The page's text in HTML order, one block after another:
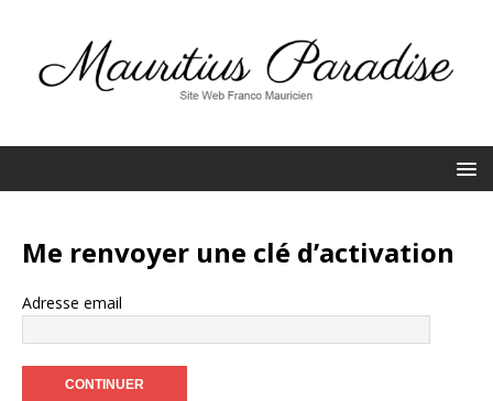
Me renvoyer une clé d’activation
Adresse email